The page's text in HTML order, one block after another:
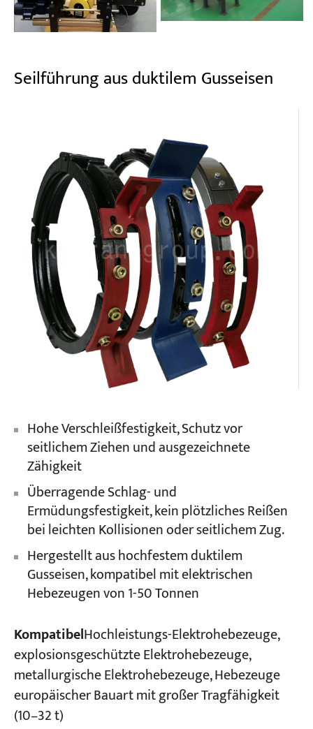
Seilführung aus duktilem Gusseisen
Hohe Verschleißfestigkeit, Schutz vor
seitlichem Ziehen und ausgezeichnete
Zähigkeit
Überragende Schlag- und
Ermüdungsfestigkeit, kein plötzliches Reißen
bei leichten Kollisionen oder seitlichem Zug.
Hergestellt aus hochfestem duktilem
Gusseisen, kompatibel mit elektrischen
Hebezeugen von 1-50 Tonnen
KompatibelHochleistungs-Elektrohebezeuge,
explosionsgeschützte Elektrohebezeuge,
metallurgische Elektrohebezeuge, Hebezeuge
europäischer Bauart mit großer Tragfähigkeit
(10–32 t)